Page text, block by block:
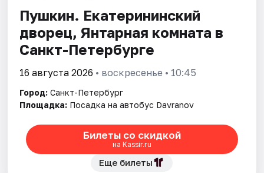
Пушкин. Екатерининский
дворец, Янтарная комната в
Санкт-Петербурге
16 августа 2026 • воскресенье • 10:45
Город: Санкт-Петербург
Площадка: Посадка на автобус Davranov
Билеты со скидкой
на Kassir.ru
Еще билеты